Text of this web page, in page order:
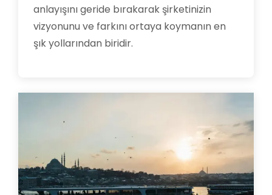
anlayışını geride bırakarak şirketinizin
vizyonunu ve farkını ortaya koymanın en
şık yollarından biridir.